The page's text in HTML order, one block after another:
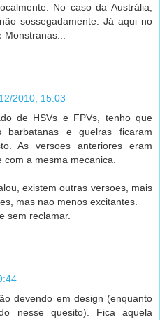
No caso da Austrália,
sossegadamente. Já aqui no
Monstranas...
2010, 15:03
de HSVs e FPVs, tenho que
e guelras ficaram
As versoes anteriores eram
com a mesma mecanica.
existem outras versoes, mais
mas nao menos excitantes.
sem reclamar.
devendo em design (enquanto
nesse quesito). Fica aquela